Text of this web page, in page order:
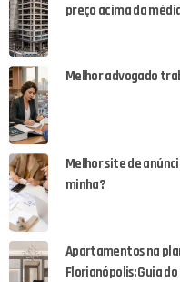
preço acima da
Melhor advogado
Melhor site de
minha?
Apartamentos na
Florianópolis: Guia